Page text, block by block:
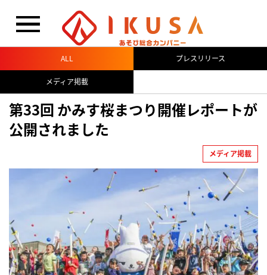
ALL プレスリリース
メディア掲載
第33回 かみす桜まつり開催レポートが
公開されました
メディア掲載